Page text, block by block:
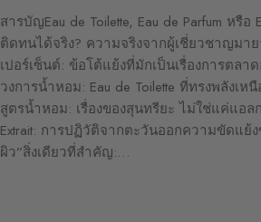
สารบัญEau de Toilette, Eau de Parfum หรือ
ติดทนได้จริง? ความจริงจากผู้เชี่ยวชาญมา
เปอร์เซ็นต์: ข้อโต้แย้งที่มักเป็นเรื่องการตล
วงการน้ำหอม: Eau de Toilette ที่ทรงพลังเ
สูตรน้ำหอม: เรื่องของสุนทรียะ ไม่ใช่แค่แอ
Extrait: การปฏิวัติจากตะวันออกความขัดแย้ง
ผิว”สิ่งเดียวที่สำคัญ:…